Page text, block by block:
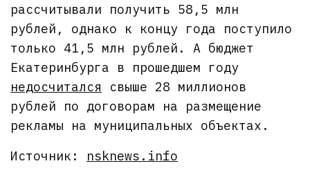
рассчитывали получить 58,5 млн
рублей, однако к концу года поступило
только 41,5 млн рублей. А бюджет
Екатеринбурга в прошедшем году
недосчитался свыше 28 миллионов
рублей по договорам на размещение
рекламы на муниципальных объектах.
Источник: nsknews.info